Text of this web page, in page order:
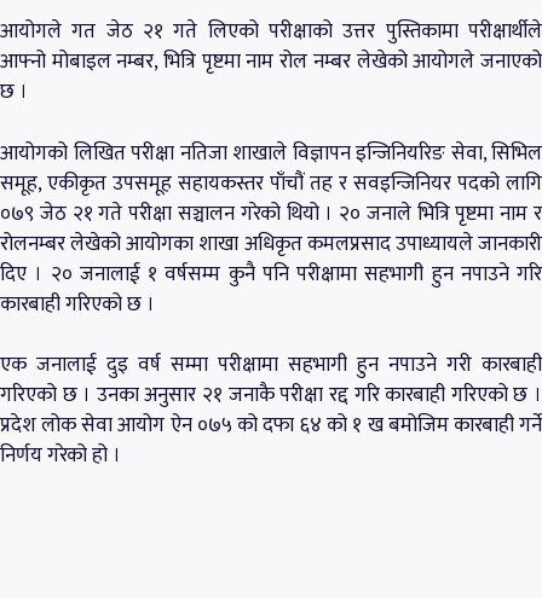
आयोगले गत जेठ २१ गते लिएको परीक्षाको उत्तर पुस्तिकामा परीक्षार्थीले
आफ्नो मोबाइल नम्बर, भित्रि पृष्टमा नाम रोल नम्बर लेखेको आयोगले जनाएको
छ ।
आयोगको लिखित परीक्षा नतिजा शाखाले विज्ञापन इन्जिनियरिङ सेवा, सिभिल
समूह, एकीकृत उपसमूह सहायकस्तर पाँचौं तह र सवइन्जिनियर पदको लागि
०७९ जेठ २१ गते परीक्षा सञ्चालन गरेको थियो । २० जनाले भित्रि पृष्टमा नाम र
रोलनम्बर लेखेको आयोगका शाखा अधिकृत कमलप्रसाद उपाध्यायले जानकारी
दिए । २० जनालाई १ वर्षसम्म कुनै पनि परीक्षामा सहभागी हुन नपाउने गरि
कारबाही गरिएको छ ।
एक जनालाई दुइ वर्ष सम्मा परीक्षामा सहभागी हुन नपाउने गरी कारबाही
गरिएको छ । उनका अनुसार २१ जनाकै परीक्षा रद्द गरि कारबाही गरिएको छ ।
प्रदेश लोक सेवा आयोग ऐन ०७५ को दफा ६४ को १ ख बमोजिम कारबाही गर्ने
निर्णय गरेको हो ।